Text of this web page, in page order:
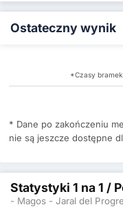
Ostateczny wynik
*Czasy
* Dane po zakończeniu
nie są jeszcze dostępne
Statystyki 1 na 1 /
- Magos - Jaral del